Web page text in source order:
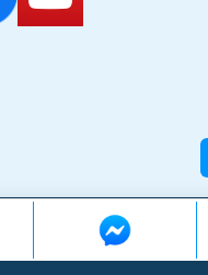
zumi.com.vn - Giải
thương hiệu